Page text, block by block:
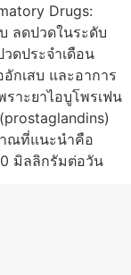
Drugs:
ลดปวดในระดับ
ดประจำเดือน
กเสบ และอาการ
ราะยาไอบูโพรเฟน
าณที่แนะนำคือ
มิลลิกรัมต่อวัน